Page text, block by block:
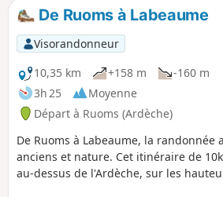
De Ruoms à Labeaume
Visorandonneur
10,35 km
+158 m
-160 m
3h 25
Moyenne
Départ à Ruoms (Ardèche)
De Ruoms à Labeaume, la randonnée
anciens et nature. Cet itinéraire de
au-dessus de l'Ardèche, sur les